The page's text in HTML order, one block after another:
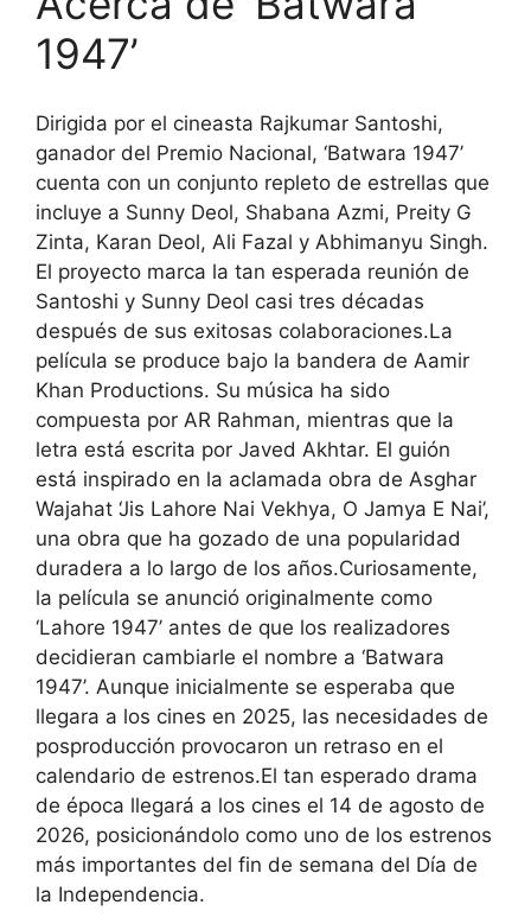
1947’
Dirigida por el cineasta Rajkumar Santoshi,
ganador del Premio Nacional, ‘Batwara 1947’
cuenta con un conjunto repleto de estrellas que
incluye a Sunny Deol, Shabana Azmi, Preity G
Zinta, Karan Deol, Ali Fazal y Abhimanyu Singh.
El proyecto marca la tan esperada reunión de
Santoshi y Sunny Deol casi tres décadas
después de sus exitosas colaboraciones.La
película se produce bajo la bandera de Aamir
Khan Productions. Su música ha sido
compuesta por AR Rahman, mientras que la
letra está escrita por Javed Akhtar. El guión
está inspirado en la aclamada obra de Asghar
Wajahat ‘Jis Lahore Nai Vekhya, O Jamya E Nai’,
una obra que ha gozado de una popularidad
duradera a lo largo de los años.Curiosamente,
la película se anunció originalmente como
‘Lahore 1947’ antes de que los realizadores
decidieran cambiarle el nombre a ‘Batwara
1947’. Aunque inicialmente se esperaba que
llegara a los cines en 2025, las necesidades de
posproducción provocaron un retraso en el
calendario de estrenos.El tan esperado drama
de época llegará a los cines el 14 de agosto de
2026, posicionándolo como uno de los estrenos
más importantes del fin de semana del Día de
la Independencia.